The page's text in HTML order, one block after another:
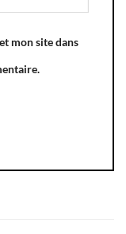
mon site dans